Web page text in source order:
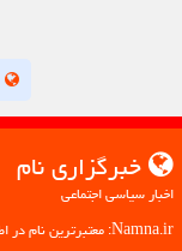
خبرگزاری نام
اخبار سیاسی اجتماعی
Namna.ir: معتبرترین نام در اطلاع رسانی اخبار سیاسی و اجتماعی، گامی مطمئن به سوی آگاهی